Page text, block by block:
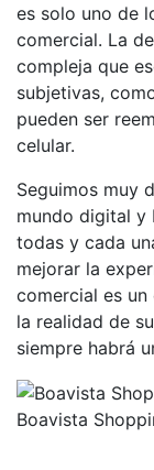
es solo uno de
comercial. La
compleja que
subjetivas,
pueden ser
celular.
Seguimos muy
mundo digital y
todas y cada
mejorar la
comercial es
la realidad de
siempre habrá
Boavista